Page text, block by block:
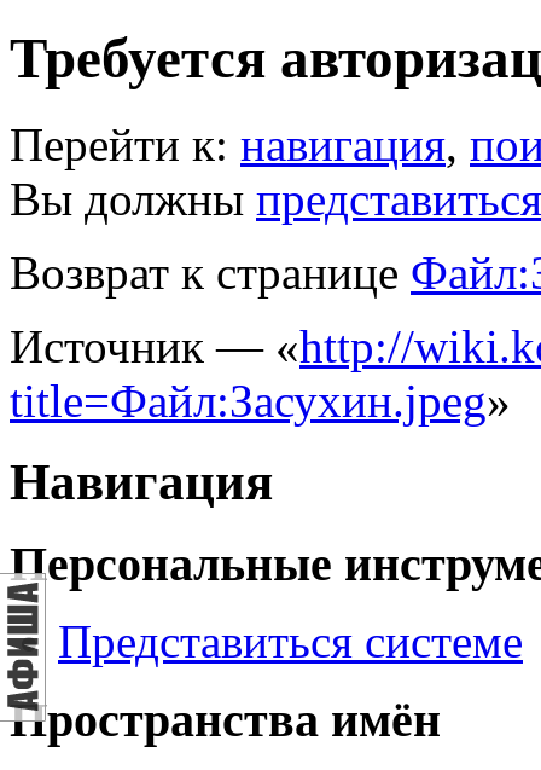
Требуется
Перейти к: навигация,
Вы должны представиться
Возврат к странице
Источник — «http://
title=Файл:Засухин.jpeg»
Навигация
Персональные
Представиться системе
Пространства имён